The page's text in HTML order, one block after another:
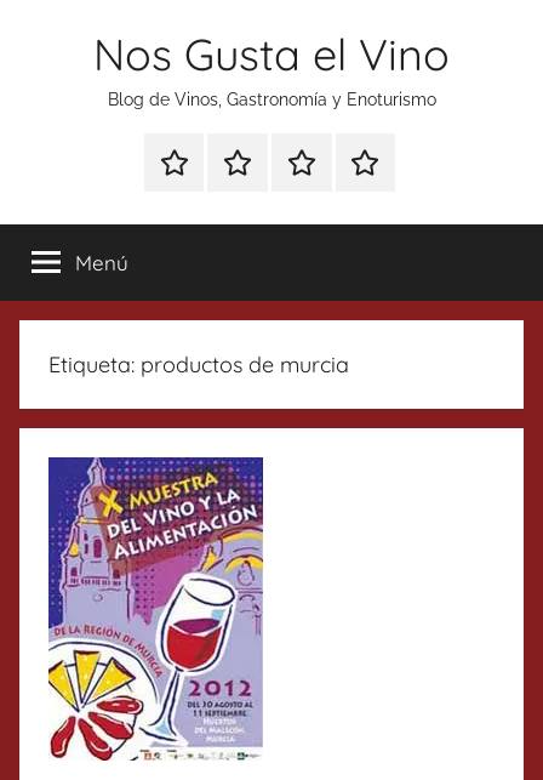
Nos Gusta el Vino
Blog de Vinos, Gastronomía y Enoturismo
Especial
Tonics
Enoturismo
Gastronomía
RankingContacto
Menú
Etiqueta: productos de murcia